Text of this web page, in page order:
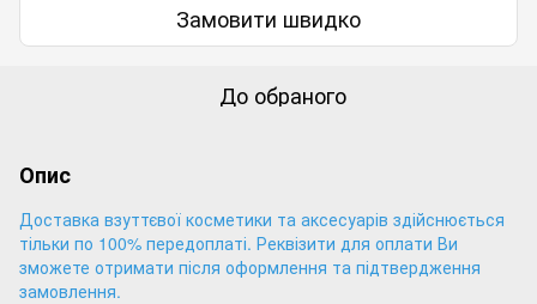
Замовити швидко
До обраного
Опис
Доставка взуттєвої косметики та аксесуарів здійснюється
тільки по 100% передоплаті. Реквізити для оплати Ви
зможете отримати після оформлення та підтвердження
замовлення.